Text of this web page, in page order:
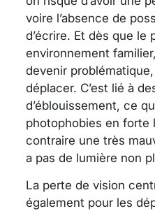
voire l’absence de
d’écrire. Et dès que le
environnement
devenir
déplacer. C’est lié à
d’éblouissement, ce
photophobies en forte
contraire une très
a pas de lumière non
La perte de vision
également pour les